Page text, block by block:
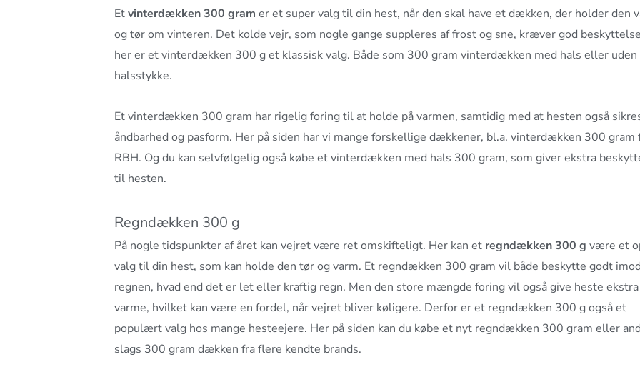
Etvinterdækken 300 gram er et super valg til din hest, når den skal have et dækken, der holder den
og tør om vinteren. Det kolde vejr, som nogle gange suppleres af frost og sne, kræver god
her er et vinterdækken 300 g et klassisk valg. Både som 300 gram vinterdækken med hals eller uden
halsstykke.
Et vinterdækken 300 gram har rigelig foring til at holde på varmen, samtidig med at hesten også
åndbarhed og pasform. Her på siden har vi mange forskellige dækkener, bl.a. vinterdækken 300 gram
RBH. Og du kan selvfølgelig også købe et vinterdækken med hals 300 gram, som giver ekstra
til hesten.
Regndækken 300 g
På nogle tidspunkter af året kan vejret være ret omskifteligt. Her kan et regndækken 300 g være et
valg til din hest, som kan holde den tør og varm. Et regndækken 300 gram vil både beskytte godt imod
regnen, hvad end det er let eller kraftig regn. Men den store mængde foring vil også give heste ekstra
varme, hvilket kan være en fordel, når vejret bliver køligere. Derfor er et regndækken 300 g også et
populært valg hos mange hesteejere. Her på siden kan du købe et nyt regndækken 300 gram eller
slags 300 gram dækken fra flere kendte brands.